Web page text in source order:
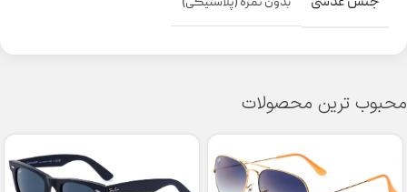
محبوب ترین محصولات